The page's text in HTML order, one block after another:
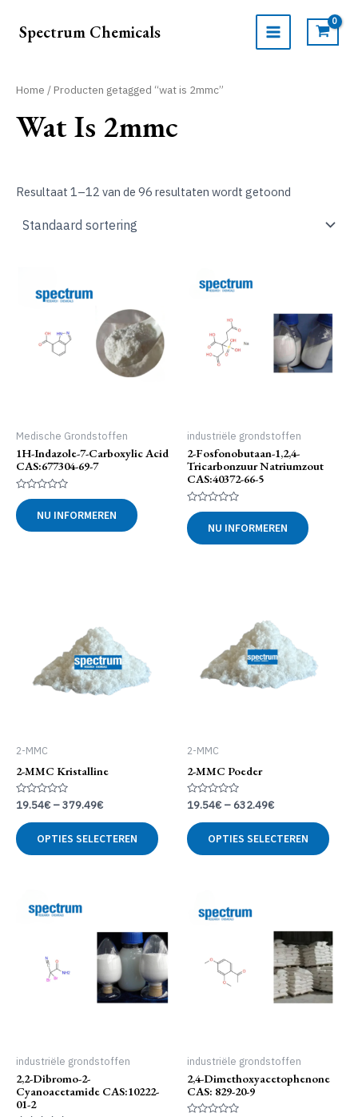
naarSpectrum Chemicals
MAIN
Home / Producten getagged “wat is 2mmc”
Wat Is 2mmc
Resultaat 1–12 van de 96 resultaten wordt getoond
Medische Grondstoffen
1H-Indazole-7-Carboxylic Acid
CAS:677304-69-7
Gewaardeerd
0
uit
5
NU INFORMEREN
industriële grondstoffen
2-Fosfonobutaan-1,2,4-
Tricarbonzuur Natriumzout
CAS:40372-66-5
Gewaardeerd
0
uit
5
NU INFORMEREN
2-MMC
2-MMC Kristalline
Gewaardeerd
0
uit
5
19.54€ –379.49€
OPTIES SELECTEREN
product
kan
gekozen
worden
op
2-MMC
2-MMC Poeder
Gewaardeerd
0
uit
5
19.54€ –632.49€
OPTIES SELECTEREN
kan
op
industriële grondstoffen
2,2-Dibromo-2-
Cyanoacetamide CAS:10222-
01-2
industriële grondstoffen
2,4-Dimethoxyacetophenone
CAS: 829-20-9